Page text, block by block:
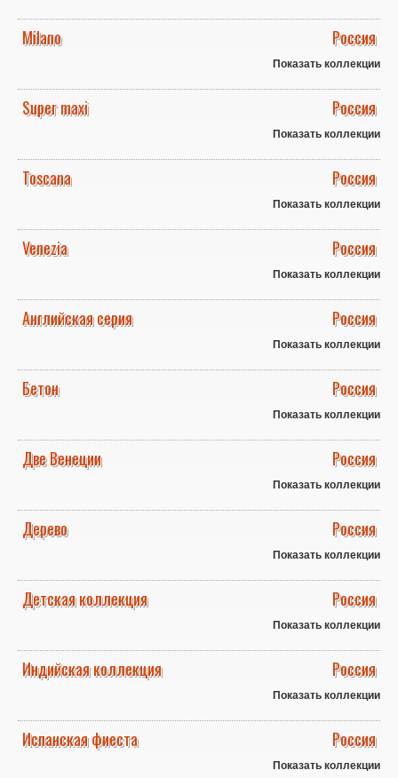
Milano Россия
Показать коллекции
Super maxi Россия
Показать коллекции
Toscana Россия
Показать коллекции
Venezia Россия
Показать коллекции
Английская серия Россия
Показать коллекции
Бетон Россия
Показать коллекции
Две Венеции Россия
Показать коллекции
Дерево Россия
Показать коллекции
Детская коллекция Россия
Показать коллекции
Индийская коллекция Россия
Показать коллекции
Испанская фиеста Россия
Показать коллекции